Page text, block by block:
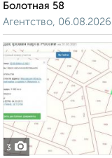
Болотная 58
Агентство, 06.08.2026
3